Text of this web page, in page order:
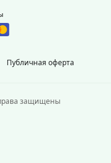
Публичная оферта
защищены